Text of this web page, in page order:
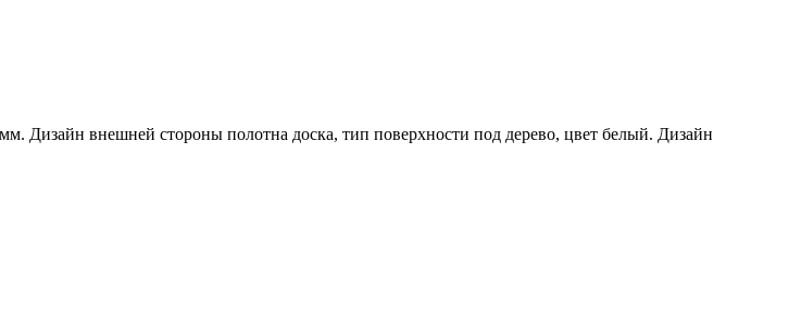
внешней стороны полотна доска, тип поверхности под дерево, цвет белый. Дизайн